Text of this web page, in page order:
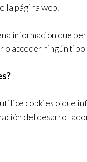
la página web.
información que
acceder ningún
cookies o que
del